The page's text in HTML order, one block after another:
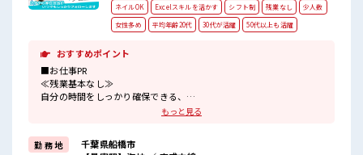
ネイルOK
Excelスキルを活かす シフト制 残業なし
少人数
女性多め
平均年齢20代 30代が活躍 50代以上も活躍
おすすめポイント
■お仕事PR
≪残業基本なし≫
自分の時間をしっかり確保できる、
≪女性も仕事をしやすい職場≫
もちろん男性の応募も歓迎！
もっと見る
勤 務 地
千葉県船橋市